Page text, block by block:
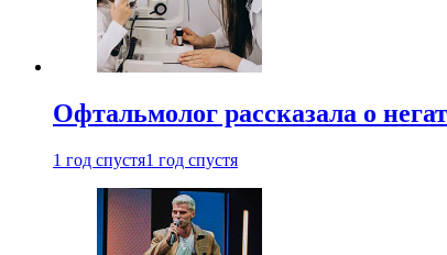
Офтальмолог рассказала о
1 год спустя1 год спустя